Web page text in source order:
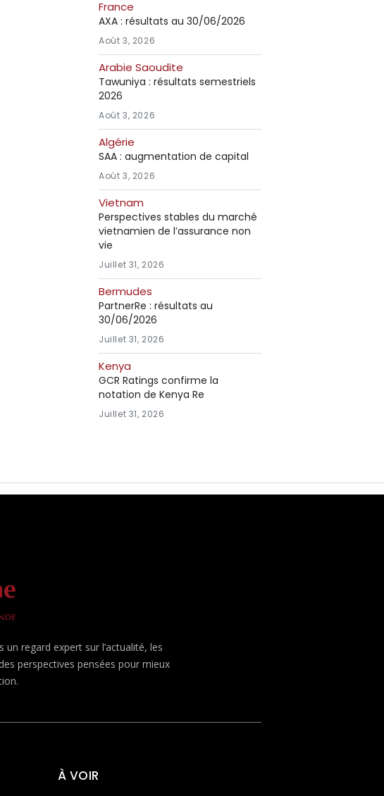
France
AXA : résultats au 30/06/2026
Août 3, 2026
Arabie Saoudite
Tawuniya : résultats semestriels
2026
Août 3, 2026
Algérie
SAA : augmentation de capital
Août 3, 2026
Vietnam
Perspectives stables du marché
vietnamien de l’assurance non
vie
Juillet 31, 2026
Bermudes
PartnerRe : résultats au
30/06/2026
Juillet 31, 2026
Kenya
GCR Ratings confirme la
notation de Kenya Re
Juillet 31, 2026
regard expert sur l’actualité, les
perspectives pensées pour mieux
À VOIR